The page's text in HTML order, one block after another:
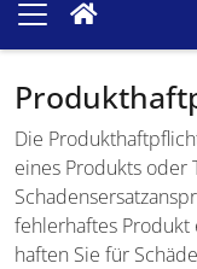
Die
eines Produkts oder
fehlerhaftes Produkt
haften Sie für